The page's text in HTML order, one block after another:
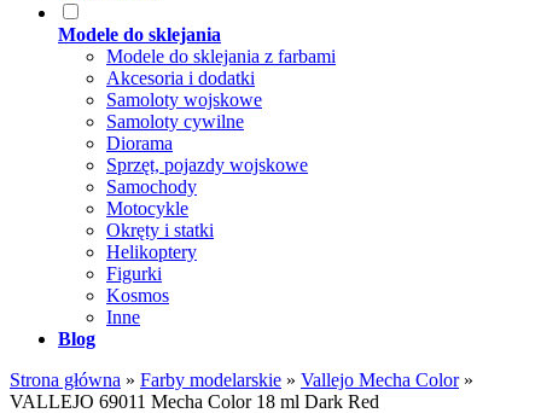
Modele do sklejania
Modele do sklejania z farbami
Akcesoria i dodatki
Samoloty wojskowe
Samoloty cywilne
Diorama
Sprzęt, pojazdy wojskowe
Samochody
Motocykle
Okręty i statki
Helikoptery
Figurki
Kosmos
Inne
Blog
Strona główna » Farby modelarskie » Vallejo Mecha Color»
VALLEJO 69011 Mecha Color 18 ml Dark Red